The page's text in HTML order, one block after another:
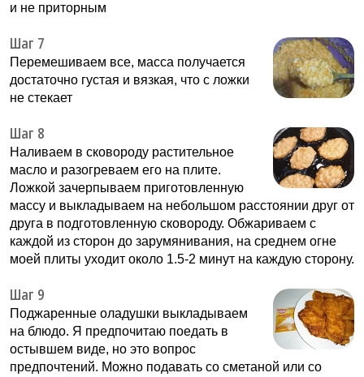
и не приторным
Шаг 7
Перемешиваем все, масса получается
достаточно густая и вязкая, что с ложки
не стекает
Шаг 8
Наливаем в сковороду растительное
масло и разогреваем его на плите.
Ложкой зачерпываем приготовленную
массу и выкладываем на небольшом расстоянии друг от
друга в подготовленную сковороду. Обжариваем с
каждой из сторон до зарумянивания, на среднем огне
моей плиты уходит около 1.5-2 минут на каждую сторону.
Шаг 9
Поджаренные оладушки выкладываем
на блюдо. Я предпочитаю поедать в
остывшем виде, но это вопрос
предпочтений. Можно подавать со сметаной или со